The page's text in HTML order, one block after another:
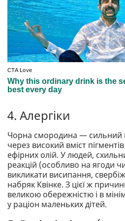
4. Алергіки
Чорна смородина — сильний
через високий вміст
ефірних олій. У людей,
реакцій (особливо на ягоди
викликати висипання,
набряк Квінке. З цієї ж
великою обережністю і в
у раціон маленьких дітей.